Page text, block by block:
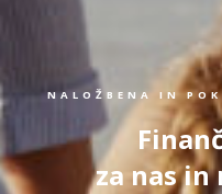
NALOŽBENA IN
za nas in